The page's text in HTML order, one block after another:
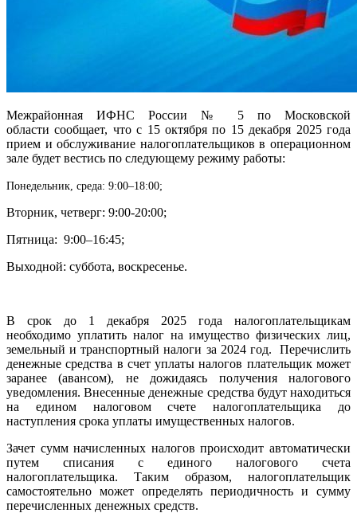
Межрайонная ИФНС России № 5 по Московской
области сообщает, что с 15 октября по 15 декабря 2025 года
прием и обслуживание налогоплательщиков в операционном
зале будет вестись по следующему режиму работы:
Понедельник, среда: 9:00–18:00;
Вторник, четверг: 9:00-20:00;
Пятница: 9:00–16:45;
Выходной: суббота, воскресенье.
В срок до 1 декабря 2025 года налогоплательщикам
необходимо уплатить налог на имущество физических лиц,
земельный и транспортный налоги за 2024 год. Перечислить
денежные средства в счет уплаты налогов плательщик может
заранее (авансом), не дожидаясь получения налогового
уведомления. Внесенные денежные средства будут находиться
на едином налоговом счете налогоплательщика до
наступления срока уплаты имущественных налогов.
Зачет сумм начисленных налогов происходит автоматически
путем списания с единого налогового счета
налогоплательщика. Таким образом, налогоплательщик
самостоятельно может определять периодичность и сумму
перечисленных денежных средств.